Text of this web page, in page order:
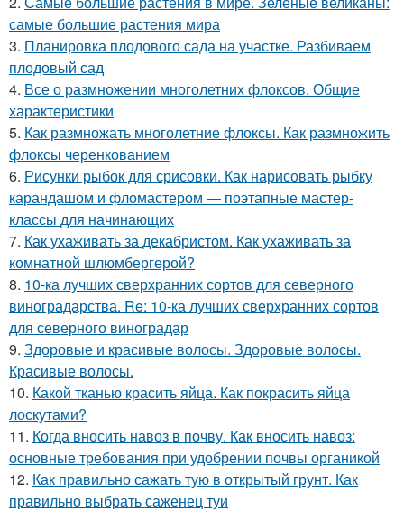
самые большие растения мира
3. Планировка плодового сада на участке. Разбиваем
плодовый сад
4. Все о размножении многолетних флоксов. Общие
характеристики
5. Как размножать многолетние флоксы. Как размножить
флоксы черенкованием
6. Рисунки рыбок для срисовки. Как нарисовать рыбку
карандашом и фломастером — поэтапные мастер-
классы для начинающих
7. Как ухаживать за декабристом. Как ухаживать за
комнатной шлюмбергерой?
8. 10-ка лучших сверхранних сортов для северного
виноградарства. Re: 10-ка лучших сверхранних сортов
для северного виноградар
9. Здоровые и красивые волосы. Здоровые волосы.
Красивые волосы.
10. Какой тканью красить яйца. Как покрасить яйца
лоскутами?
11. Когда вносить навоз в почву. Как вносить навоз:
основные требования при удобрении почвы органикой
12. Как правильно сажать тую в открытый грунт. Как
правильно выбрать саженец туи